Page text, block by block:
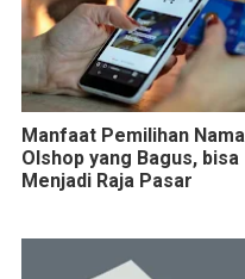
Manfaat Pemilihan Nama
Olshop yang Bagus, bisa
Menjadi Raja Pasar